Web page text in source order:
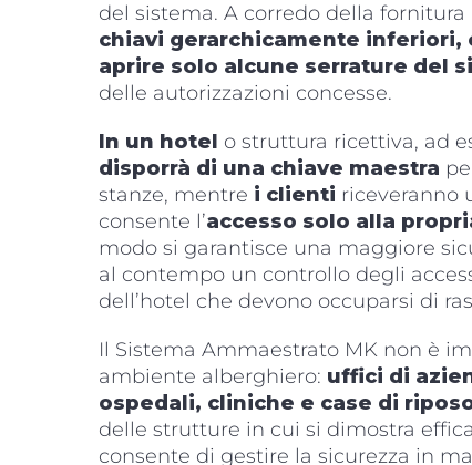
del sistema. A corredo della
chiavi gerarchicamente inferiori,
aprire solo alcune serrature del
delle autorizzazioni concesse.
In un hotel o struttura ricettiva, ad
disporrà di una chiave maestra
stanze, mentre i clienti riceveranno
consente l’accesso solo alla
modo si garantisce una maggiore
al contempo un controllo degli
dell’hotel che devono occuparsi di
Il Sistema Ammaestrato MK non è
ambiente alberghiero: uffici di
ospedali, cliniche e case di
delle strutture in cui si dimostra
consente di gestire la sicurezza in